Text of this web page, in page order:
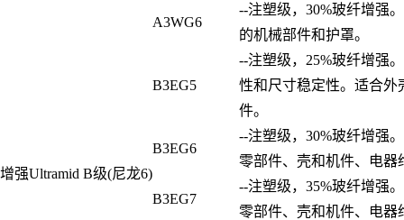
A3WG6
--注塑级，30%玻纤增强
的机械部件和护罩。
增强Ultramid B级(尼龙6)
B3EG5
--注塑级，25%玻纤增强
性和尺寸稳定性。适合外
件。
B3EG6
--注塑级，30%玻纤增强
零部件、壳和机件、电器
B3EG7
--注塑级，35%玻纤增强
零部件、壳和机件、电器